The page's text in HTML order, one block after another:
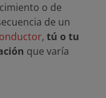
o de
de un
, tú o tu
que varía